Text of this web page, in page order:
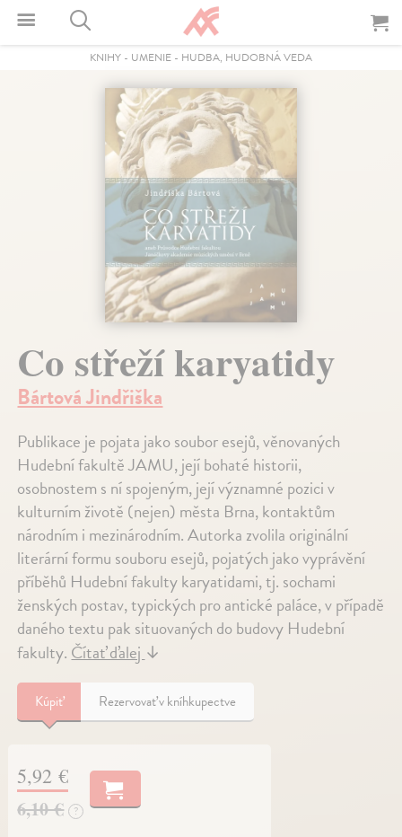
KNIHY - UMENIE - HUDBA, HUDOBNÁ VEDA
Co střeží karyatidy
Bártová Jindřiška
Publikace je pojata jako soubor esejů, věnovaných
Hudební fakultě JAMU, její bohaté historii,
osobnostem s ní spojeným, její významné pozici v
kulturním životě (nejen) města Brna, kontaktům
národním i mezinárodním. Autorka zvolila originální
literární formu souboru esejů, pojatých jako vyprávění
příběhů Hudební fakulty karyatidami, tj. sochami
ženských postav, typických pro antické paláce, v případě
daného textu pak situovaných do budovy Hudební
fakulty.Čítať ďalej↓
Kúpiť Rezervovať v kníhkupectve
5,92 €
6,10 €
?